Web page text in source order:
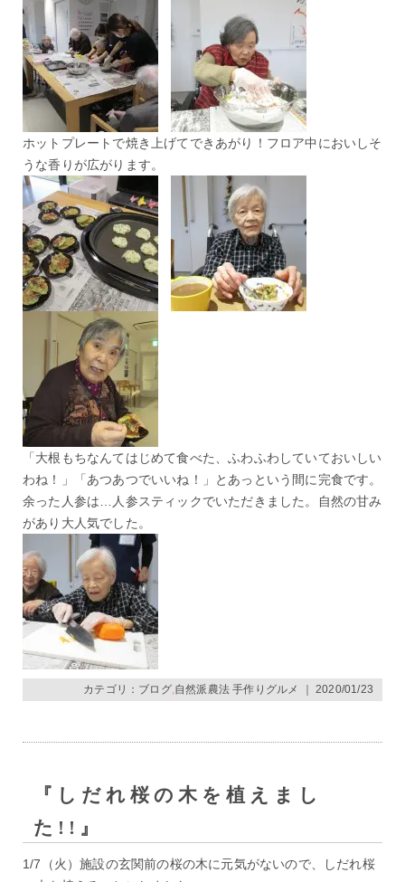
ホットプレートで焼き上げてできあがり！フロア中においしそ
うな香りが広がります。
「大根もちなんてはじめて食べた、ふわふわしていておいしい
わね！」「あつあつでいいね！」とあっという間に完食です。
余った人参は…人参スティックでいただきました。自然の甘み
があり大人気でした。
カテゴリ： ブログ, 自然派農法 手作りグルメ ｜ 2020/01/23
『しだれ桜の木を植えまし
た!!』
1/7（火）施設の玄関前の桜の木に元気がないので、しだれ桜